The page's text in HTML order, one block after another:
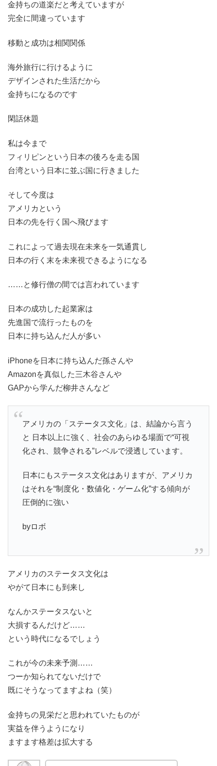
金持ちの道楽だと考えていますが
完全に間違っています
移動と成功は相関関係
海外旅行に行けるように
デザインされた生活だから
金持ちになるのです
閑話休題
私は今まで
フィリピンという日本の後ろを走る国
台湾という日本に並ぶ国に行きました
そして今度は
アメリカという
日本の先を行く国へ飛びます
これによって過去現在未来を一気通貫し
日本の行く末を未来視できるようになる
……と修行僧の間では言われています
日本の成功した起業家は
先進国で流行ったものを
日本に持ち込んだ人が多い
iPhoneを日本に持ち込んだ孫さんや
Amazonを真似した三木谷さんや
GAPから学んだ柳井さんなど
アメリカの「ステータス文化」は、結論から言う
と 日本以上に強く、社会のあらゆる場面で“可視
化され、競争される”レベルで浸透しています。
日本にもステータス文化はありますが、アメリカ
はそれを“制度化・数値化・ゲーム化”する傾向が
圧倒的に強い
byロボ
アメリカのステータス文化は
やがて日本にも到来し
なんかステータスないと
大損するんだけど……
という時代になるでしょう
これが今の未来予測……
つーか知られてないだけで
既にそうなってますよね（笑）
金持ちの見栄だと思われていたものが
実益を伴うようになり
ますます格差は拡大する